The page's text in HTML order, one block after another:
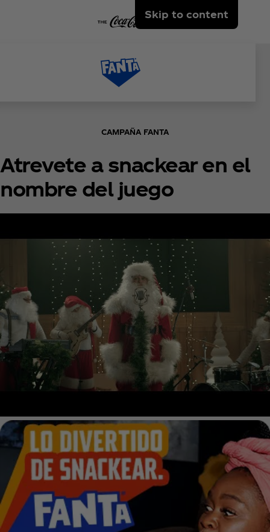
Skip to content
CAMPAÑA FANTA
Atrevete a snackear en el
nombre del juego